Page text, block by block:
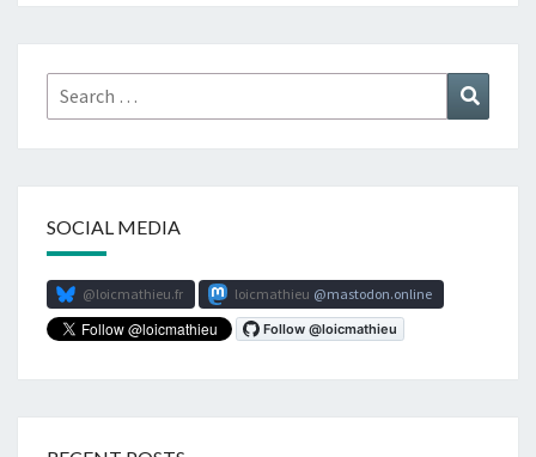
Search
for:
SOCIAL MEDIA
@loicmathieu.fr loicmathieu mastodon.online